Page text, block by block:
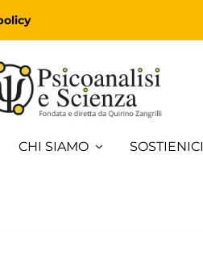
CHI SIAMO SOSTIENICI